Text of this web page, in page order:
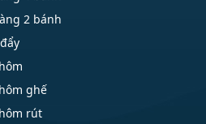
2 bánh
ghế
rút